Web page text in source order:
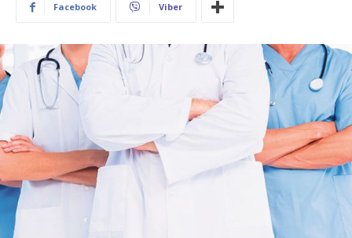
Facebook Viber